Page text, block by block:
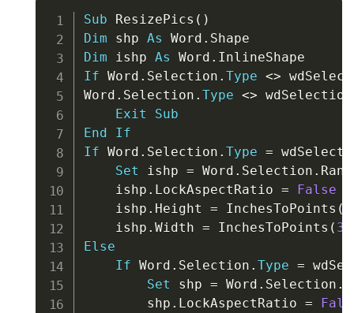
Sub ResizePics ( )
Dim shp As Word .
Dim ishp As Word .
If Word . Selection . Type <>
Word . Selection . Type <>
Exit
Sub
End
If
If Word . Selection . Type =
Set ishp = Word . Selection .
    ishp
. LockAspectRatio =
False
    ishp
. Height = InchesToPoints (
    ishp
. Width = InchesToPoints (
Else
If Word . Selection . Type =
Set shp = Word . Selection .
        shp
. LockAspectRatio =